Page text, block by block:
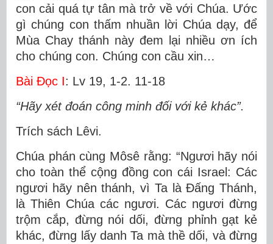
con cải quá tự tân mà trở về với Chúa. Ước
gì chúng con thấm nhuần lời Chúa dạy, để
Mùa Chay thánh này đem lại nhiều ơn ích
cho chúng con. Chúng con cầu xin…
Bài Ðọc I: Lv 19, 1-2. 11-18
“Hãy xét đoán công minh đối với kẻ khác”.
Trích sách Lêvi.
Chúa phán cùng Môsê rằng: “Ngươi hãy nói
cho toàn thể cộng đồng con cái Israel: Các
ngươi hãy nên thánh, vì Ta là Ðấng Thánh,
là Thiên Chúa các ngươi. Các ngươi đừng
trộm cắp, đừng nói dối, đừng phỉnh gạt kẻ
khác, đừng lấy danh Ta mà thề dối, và đừng